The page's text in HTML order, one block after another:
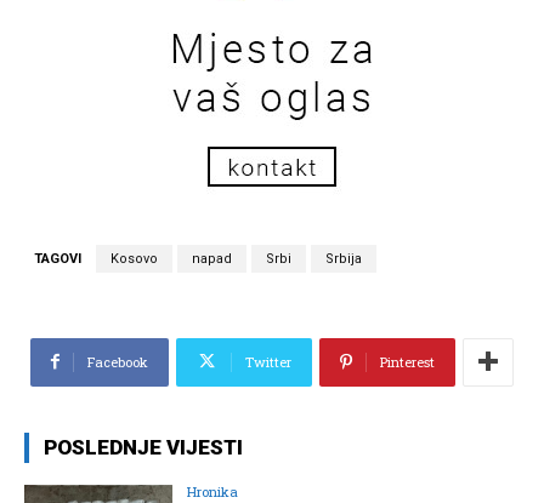
TAGOVI Kosovo napad Srbi Srbija
Facebook Twitter Pinterest
POSLEDNJE VIJESTI
Hronika